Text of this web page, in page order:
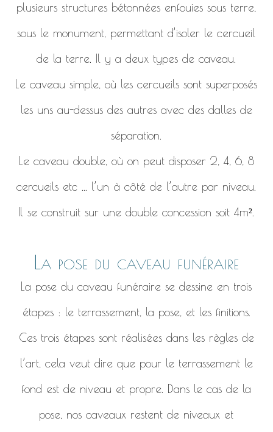
plusieurs structures bétonnées enfouies sous terre,
sous le monument, permettant d’isoler le cercueil
de la terre. Il y a deux types de caveau.
Le caveau simple, où les cercueils sont superposés
les uns au-dessus des autres avec des dalles de
séparation.
Le caveau double, où on peut disposer 2, 4, 6, 8
cercueils etc ... l’un à côté de l’autre par niveau.
Il se construit sur une double concession soit 4m².
La pose du caveau funéraire
La pose du caveau funéraire se dessine en trois
étapes : le terrassement, la pose, et les finitions.
Ces trois étapes sont réalisées dans les règles de
l’art, cela veut dire que pour le terrassement le
fond est de niveau et propre. Dans le cas de la
pose, nos caveaux restent de niveaux et